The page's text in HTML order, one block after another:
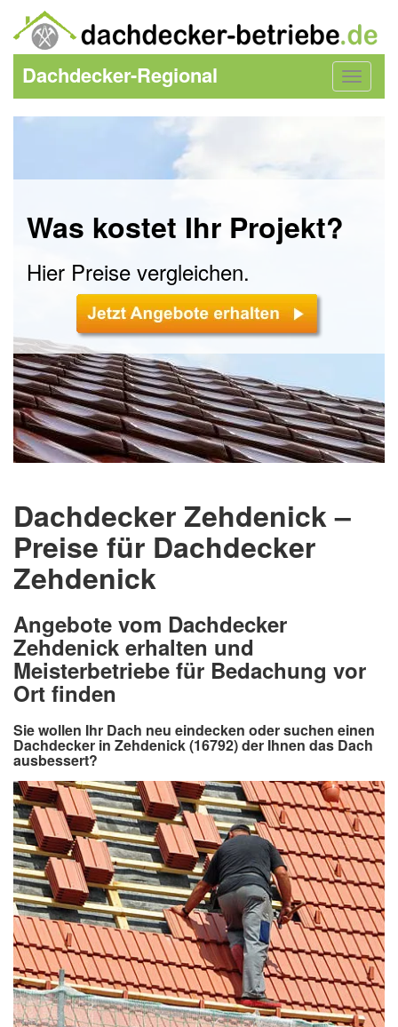
Toggle
Dachdecker-Regional
Was kostet Ihr Projekt?
Hier Preise vergleichen.
Dachdecker Zehdenick –
Preise für Dachdecker
Zehdenick
Angebote vom Dachdecker
Zehdenick erhalten und
Meisterbetriebe für Bedachung vor
Ort finden
Sie wollen Ihr Dach neu eindecken oder suchen einen
Dachdecker in Zehdenick (16792) der Ihnen das Dach
ausbessert?